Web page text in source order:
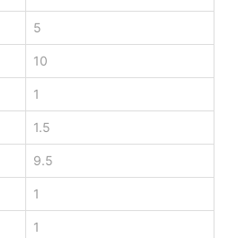
5
10
1
1.5
9.5
1
1